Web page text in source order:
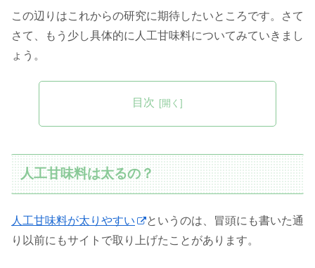
この辺りはこれからの研究に期待したいところです。さて
さて、もう少し具体的に人工甘味料についてみていきまし
ょう。
目次
人工甘味料は太るの？
人工甘味料が太りやすい
というのは、冒頭にも書いた通
り以前にもサイトで取り上げたことがあります。